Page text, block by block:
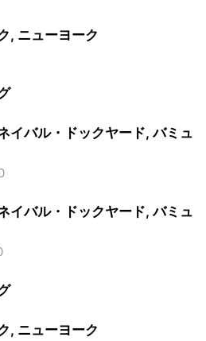
, ニューヨーク
イバル・ドックヤード, バミュ
イバル・ドックヤード, バミュ
, ニューヨーク